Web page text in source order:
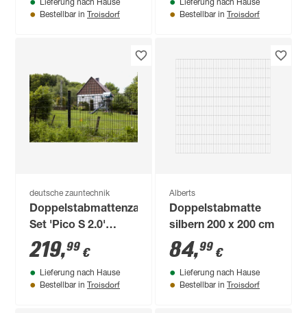
Lieferung nach Hause
Bestellbar in Troisdorf
Lieferung nach Hause
Bestellbar in Troisdorf
deutsche zauntechnik
Doppelstabmattenzaun-
Set 'Pico S 2.0'
anthrazit 600 x 100
cm
219,99 €
Lieferung nach Hause
Bestellbar in Troisdorf
Alberts
Doppelstabmatte
silbern 200 x 200 cm
84,99 €
Lieferung nach Hause
Bestellbar in Troisdorf